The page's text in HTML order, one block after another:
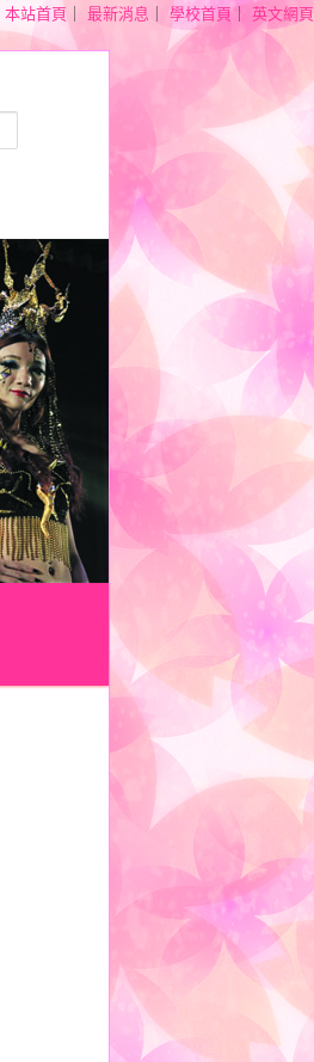
本站首頁 ｜ 最新消息 ｜ 學校首頁｜ 英文網頁